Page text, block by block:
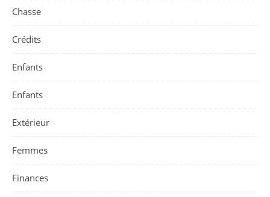
Chasse
Crédits
Enfants
Enfants
Extérieur
Femmes
Finances